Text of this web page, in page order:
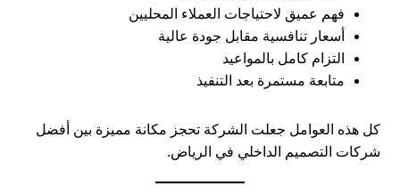
فهم عميق لاحتياجات العملاء المحليين
أسعار تنافسية مقابل جودة عالية
التزام كامل بالمواعيد
متابعة مستمرة بعد التنفيذ
كل هذه العوامل جعلت الشركة تحجز مكانة مميزة بين أفضل
شركات التصميم الداخلي في الرياض.